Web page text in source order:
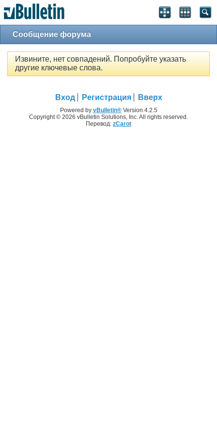
Сообщение форума
Извините, нет совпадений. Попробуйте указать
другие ключевые слова.
Вход Регистрация Вверх
Powered by vBulletin®Version 4.2.5
Copyright © 2026 vBulletin Solutions, Inc. All rights reserved.
Перевод: zCarot